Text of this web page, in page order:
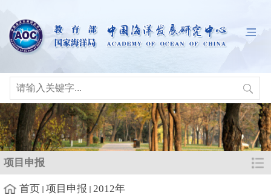
项目申报
首页 项目申报 2012年